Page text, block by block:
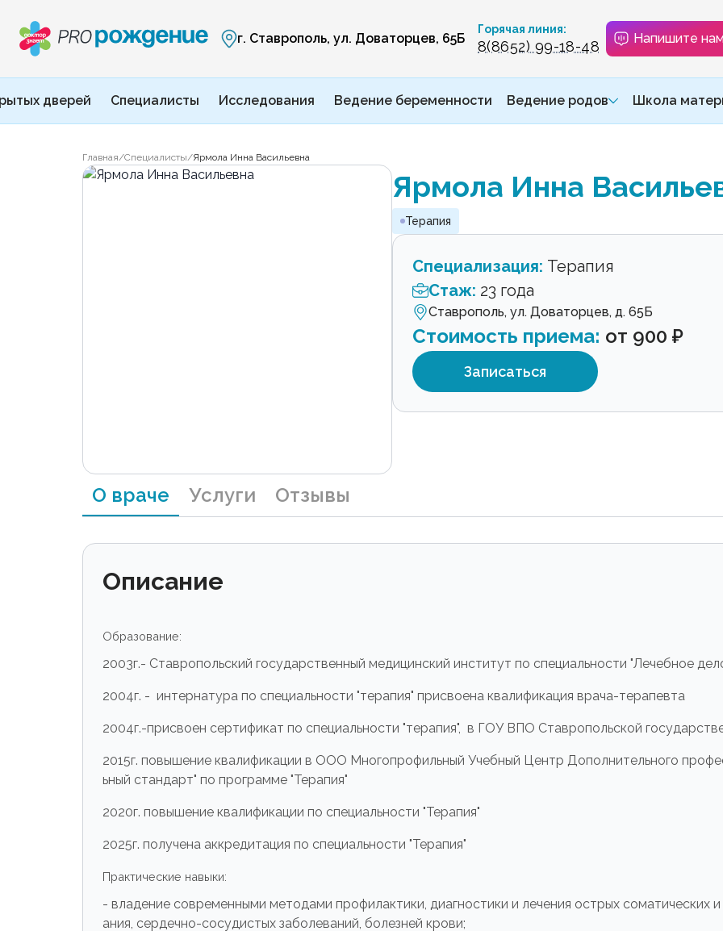
г. Ставрополь, ул. Доваторцев, 65Б
Горячая линия:
8(8652) 99-18-48 Напишите
дверей Специалисты Исследования Ведение беременности Ведение родов Школа
Главная/Специалисты/Ярмола Инна Васильевна
Ярмола Инна
Терапия
Специализация: Терапия
Стаж: 23 года
Ставрополь, ул. Доваторцев, д. 65Б
Стоимость приема: от 900 ₽
Записаться
О враче Услуги Отзывы
Описание
Образование:
2003г.- Ставропольский государственный медицинский институт по специальности "Лечебное
2004г. - интернатура по специальности "терапия" присвоена квалификация врача-терапевта
2004г.-присвоен сертификат по специальности "терапия", в ГОУ ВПО Ставропольской
2015г. повышение квалификации в ООО Многопрофильный Учебный Центр Дополнительного
ьный стандарт" по программе "Терапия"
2020г. повышение квалификации по специальности "Терапия"
2025г. получена аккредитация по специальности "Терапия"
Практические навыки:
- владение современными методами профилактики, диагностики и лечения острых соматических
ания, сердечно-сосудистых заболеваний, болезней крови;